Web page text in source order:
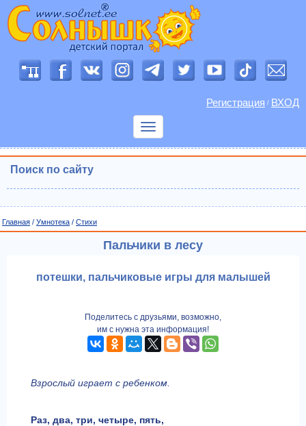
Регистрация / ВХОД
Показать
Поиск по сайту
Главная / Умнотека / Cтихи
Пальчики в лесу
потешки, пальчиковые игры для малышей
Поделитесь с друзьями, возможно,
им с нужна эта информация!
Взрослый играет с ребенком.
Раз, два, три, четыре, пять,